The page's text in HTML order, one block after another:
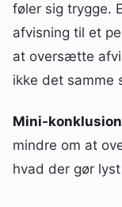
føler sig trygge.
afvisning til et
at oversætte
ikke det samme
Mini-
mindre om at
hvad der gør